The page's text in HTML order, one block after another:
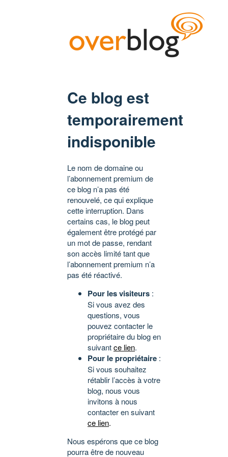
Ce blog est
temporairement
indisponible
Le nom de domaine ou
l’abonnement premium de
ce blog n’a pas été
renouvelé, ce qui explique
cette interruption. Dans
certains cas, le blog peut
également être protégé par
un mot de passe, rendant
son accès limité tant que
l’abonnement premium n’a
pas été réactivé.
Pour les visiteurs :
Si vous avez des
questions, vous
pouvez contacter le
propriétaire du blog en
suivantce lien.
Pour le propriétaire :
Si vous souhaitez
rétablir l’accès à votre
blog, nous vous
invitons à nous
contacter en suivant
ce lien.
Nous espérons que ce blog
pourra être de nouveau